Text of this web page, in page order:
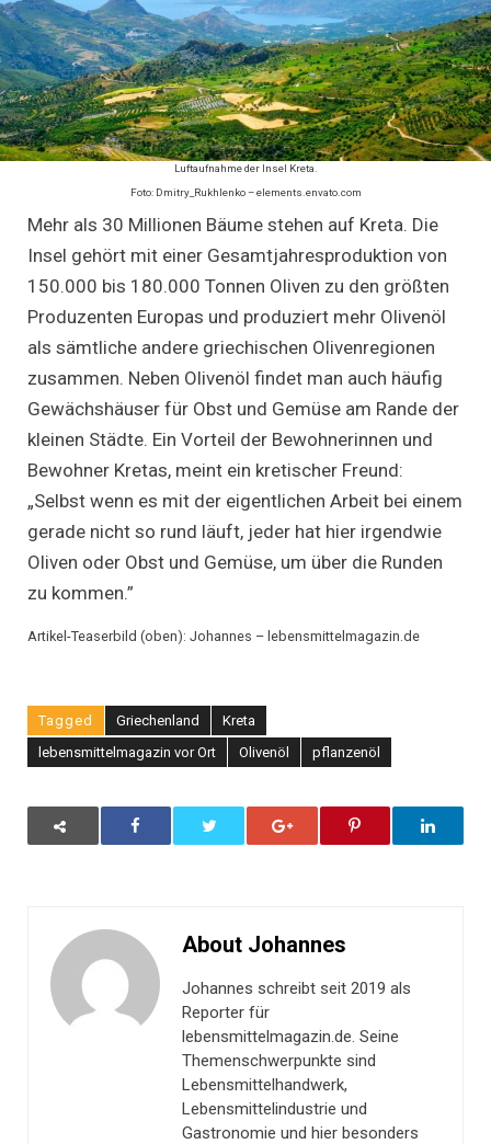
Luftaufnahme der Insel Kreta.
Foto: Dmitry_Rukhlenko – elements.envato.com
Mehr als 30 Millionen Bäume stehen auf Kreta. Die
Insel gehört mit einer Gesamtjahresproduktion von
150.000 bis 180.000 Tonnen Oliven zu den größten
Produzenten Europas und produziert mehr Olivenöl
als sämtliche andere griechischen Olivenregionen
zusammen. Neben Olivenöl findet man auch häufig
Gewächshäuser für Obst und Gemüse am Rande der
kleinen Städte. Ein Vorteil der Bewohnerinnen und
Bewohner Kretas, meint ein kretischer Freund:
„Selbst wenn es mit der eigentlichen Arbeit bei einem
gerade nicht so rund läuft, jeder hat hier irgendwie
Oliven oder Obst und Gemüse, um über die Runden
zu kommen.”
Artikel-Teaserbild (oben): Johannes – lebensmittelmagazin.de
Tagged Griechenland
Kreta
lebensmittelmagazin vor Ort
Olivenöl pflanzenöl
About Johannes
Johannes schreibt seit 2019 als
Reporter für
lebensmittelmagazin.de. Seine
Themenschwerpunkte sind
Lebensmittelhandwerk,
Lebensmittelindustrie und
Gastronomie und hier besonders